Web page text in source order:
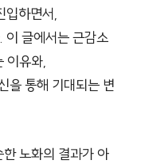
입하면서,
이 글에서는 근감소
이유와,
을 통해 기대되는 변
노화의 결과가 아